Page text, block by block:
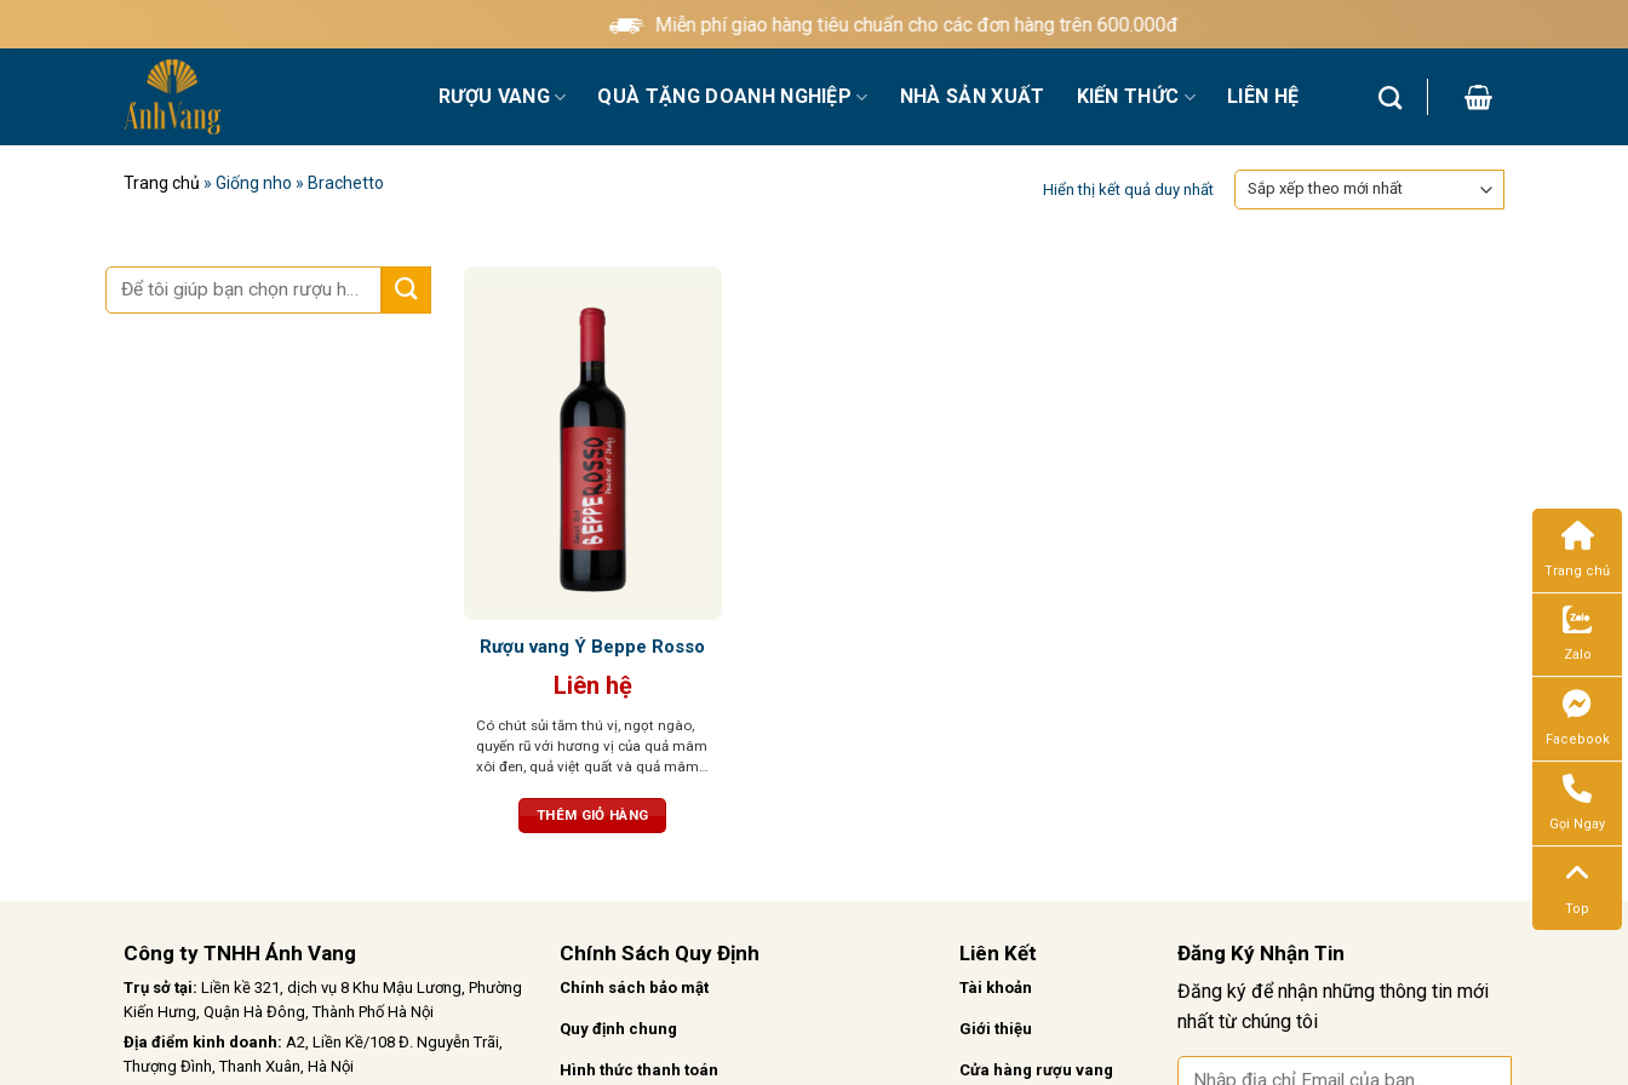
qua
Miễn phí giao hàng tiêu chuẩn cho các đơn hàng trên 600.000đ
RƯỢU VANG QUÀ TẶNG DOANH NGHIỆP NHÀ SẢN XUẤT KIẾN THỨC LIÊN HỆ
Trang chủ » Giống nho » Brachetto Hiển thị kết quả duy nhất
Tìm
kiếm:
Rượu vang Ý Beppe Rosso
Liên hệ
Có chút sủi tăm thú vị, ngọt ngào,
quyến rũ với hương vị của quả mâm
xôi đen, quả việt quất và quả mâm
THÊM GIỎ HÀNG
Công ty TNHH Ánh Vang
Trụ sở tại: Liền kề 321, dịch vụ 8 Khu Mậu Lương, Phường
Kiến Hưng, Quận Hà Đông, Thành Phố Hà Nội
Địa điểm kinh doanh: A2, Liền Kề/108 Đ. Nguyễn Trãi,
Thượng Đình, Thanh Xuân, Hà Nội
Chính Sách Quy Định
Chính sách bảo mật
Quy định chung
Hình thức thanh toán
Liên Kết
Tài khoản
Giới thiệu
Cửa hàng rượu vang
Đăng Ký Nhận Tin
Đăng ký để nhận những thông tin mới
nhất từ chúng tôi
Trang chủ
Zalo
Facebook
Gọi Ngay
Top